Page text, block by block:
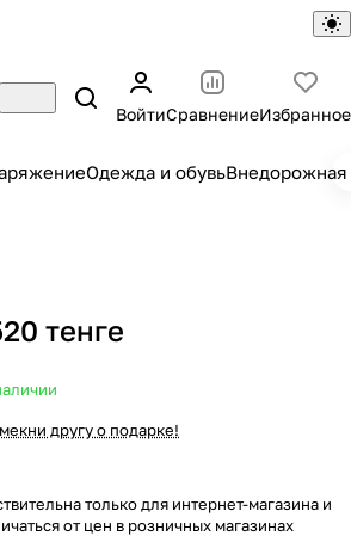
ВойтиСравнениеИзбранное
Одежда и обувьВнедорожная
тенге
другу о подарке!
только для интернет-магазина и
от цен в розничных магазинах